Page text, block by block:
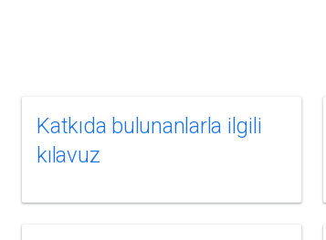
Katkıda bulunanlarla ilgili
kılavuz